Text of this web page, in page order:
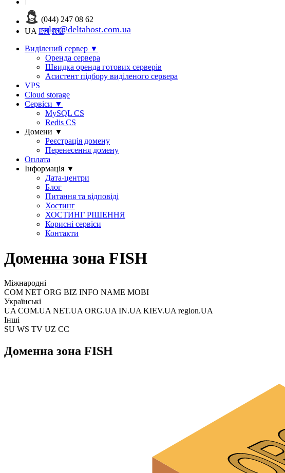
(044) 247 08 62
sales@deltahost.com.ua
UA EN RU
Виділений сервер ▼
Оренда сервера
Швидка оренда готових серверів
Асистент підбору виділеного сервера
VPS
Cloud storage
Сервіси ▼
MySQL CS
Redis CS
Домени ▼
Реєстрація домену
Перенесення домену
Оплата
Інформація ▼
Дата-центри
Блог
Питання та відповіді
Хостинг
ХОСТИНГ РІШЕННЯ
Корисні сервіси
Контакти
Доменна зона FISH
Міжнародні
COM NET ORG BIZ INFO NAME MOBI
Українські
UA COM.UA NET.UA ORG.UA IN.UA KIEV.UA region.UA
Інші
SU WS TV UZ CC
Доменна зона FISH